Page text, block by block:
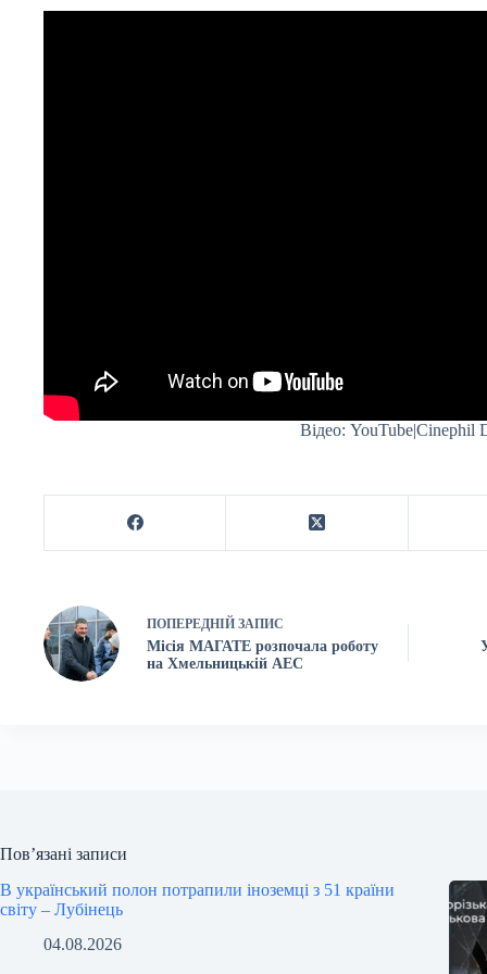
Відео: YouTube|Cinephil
ПОПЕРЕДНІЙ ЗАПИС
Місія МАГАТЕ розпочала роботу
на Хмельницькій АЕС
Пов’язані записи
В український полон потрапили іноземці з 51 країни
світу – Лубінець
04.08.2026